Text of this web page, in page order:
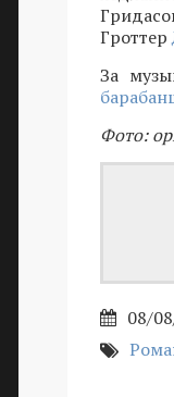
Гроттер
За
Фото:
08/